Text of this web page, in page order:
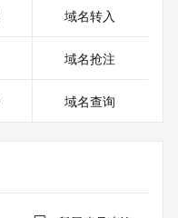
域名转入
域名抢注
域名查询